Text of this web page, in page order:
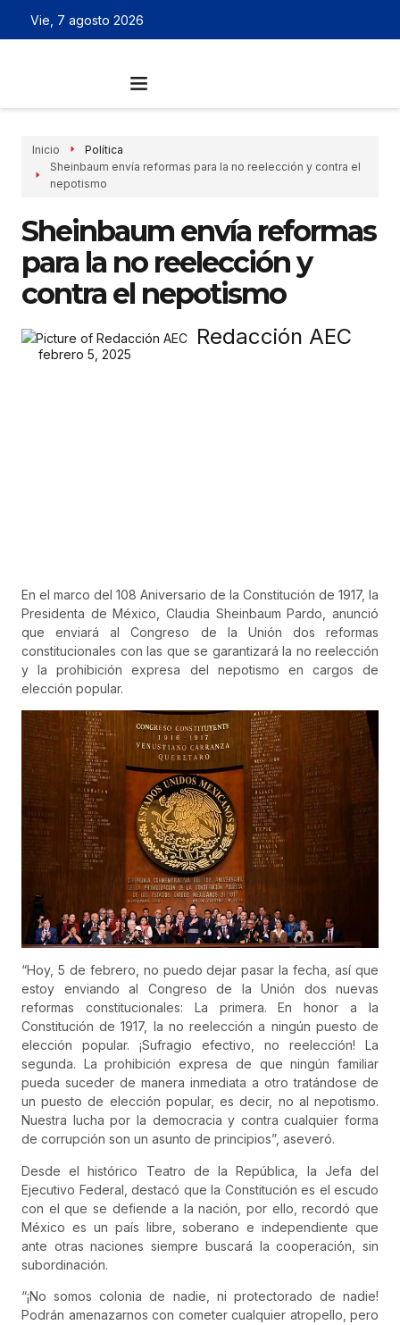
Vie, 7 agosto 2026
Inicio
Política
Sheinbaum envía reformas para la no reelección y contra el
nepotismo
Sheinbaum envía reformas
para la no reelección y
contra el nepotismo
Redacción AEC
febrero 5, 2025
En el marco del 108 Aniversario de la Constitución de 1917, la
Presidenta de México, Claudia Sheinbaum Pardo, anunció
que enviará al Congreso de la Unión dos reformas
constitucionales con las que se garantizará la no reelección
y la prohibición expresa del nepotismo en cargos de
elección popular.
“Hoy, 5 de febrero, no puedo dejar pasar la fecha, así que
estoy enviando al Congreso de la Unión dos nuevas
reformas constitucionales: La primera. En honor a la
Constitución de 1917, la no reelección a ningún puesto de
elección popular. ¡Sufragio efectivo, no reelección! La
segunda. La prohibición expresa de que ningún familiar
pueda suceder de manera inmediata a otro tratándose de
un puesto de elección popular, es decir, no al nepotismo.
Nuestra lucha por la democracia y contra cualquier forma
de corrupción son un asunto de principios”, aseveró.
Desde el histórico Teatro de la República, la Jefa del
Ejecutivo Federal, destacó que la Constitución es el escudo
con el que se defiende a la nación, por ello, recordó que
México es un país libre, soberano e independiente que
ante otras naciones siempre buscará la cooperación, sin
subordinación.
“¡No somos colonia de nadie, ni protectorado de nadie!
Podrán amenazarnos con cometer cualquier atropello, pero